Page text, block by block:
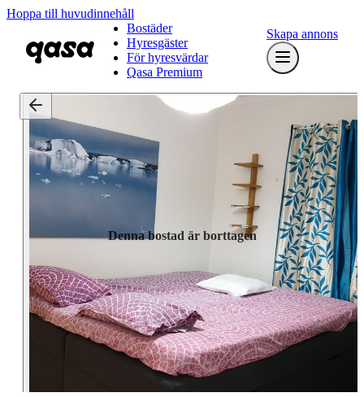
Hoppa till huvudinnehåll
Bostäder
Hyresgäster
För hyresvärdar
Qasa Premium
Skapa annons
Denna bostad är borttagen